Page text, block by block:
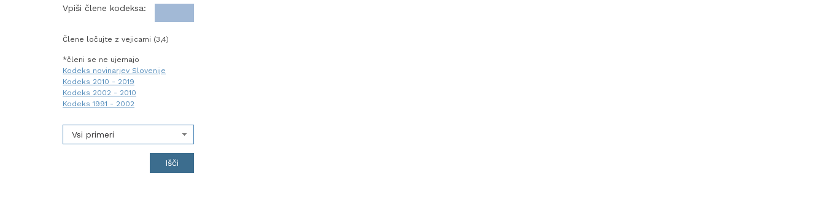
Vpiši člene kodeksa:
Člene ločujte z vejicami (3,4)
*členi se ne ujemajo
Kodeks novinarjev Slovenije
Kodeks 2010 - 2019
Kodeks 2002 - 2010
Kodeks 1991 - 2002
Vsi primeri